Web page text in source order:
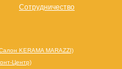
Сотрудничество
KERAMA MARAZZI)
Центр)